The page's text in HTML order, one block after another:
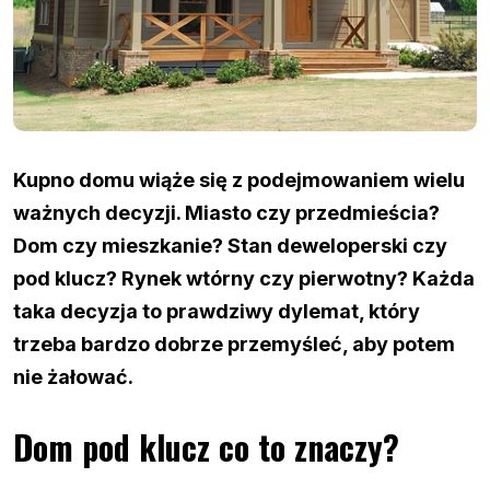
Kupno domu wiąże się z podejmowaniem wielu
ważnych decyzji. Miasto czy przedmieścia?
Dom czy mieszkanie? Stan deweloperski czy
pod klucz? Rynek wtórny czy pierwotny? Każda
taka decyzja to prawdziwy dylemat, który
trzeba bardzo dobrze przemyśleć, aby potem
nie żałować.
Dom pod klucz co to znaczy?